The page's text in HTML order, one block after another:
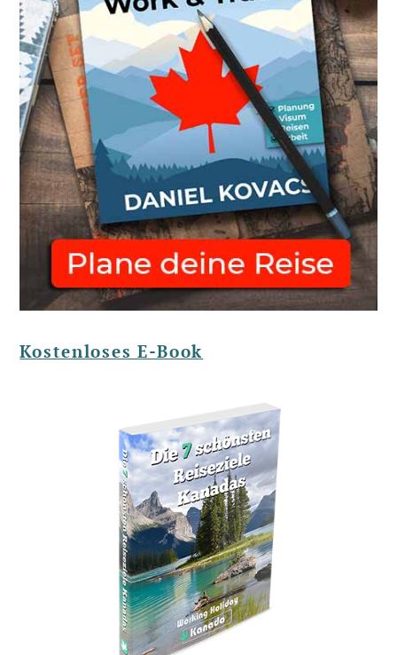
Kostenloses E-Book